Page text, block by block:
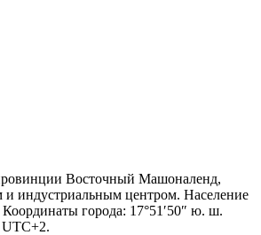
Восточный Машоналенд,
индустриальным центром. Население
города: 17°51′50″ ю. ш.
UTC+2.